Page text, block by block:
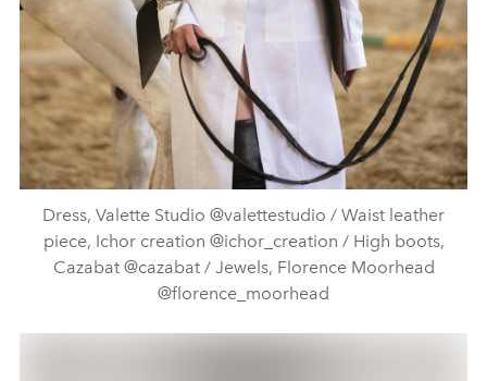
Dress, Valette Studio @valettestudio / Waist leather
piece, Ichor creation @ichor_creation / High boots,
Cazabat @cazabat / Jewels, Florence Moorhead
@florence_moorhead